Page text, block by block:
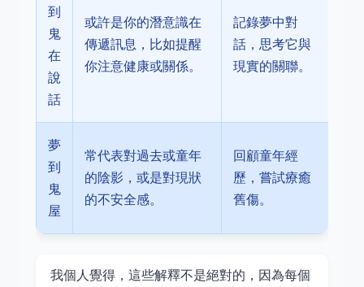
到
鬼
在
說
話
或許是你的潛意識在
傳遞訊息，比如提醒
你注意健康或關係。
記錄夢中對
話，思考它與
現實的關聯。
夢
到
鬼
屋
常代表對過去或童年
的陰影，或是對現狀
的不安全感。
回顧童年經
歷，嘗試療癒
舊傷。
我個人覺得，這些解釋不是絕對的，因為每個